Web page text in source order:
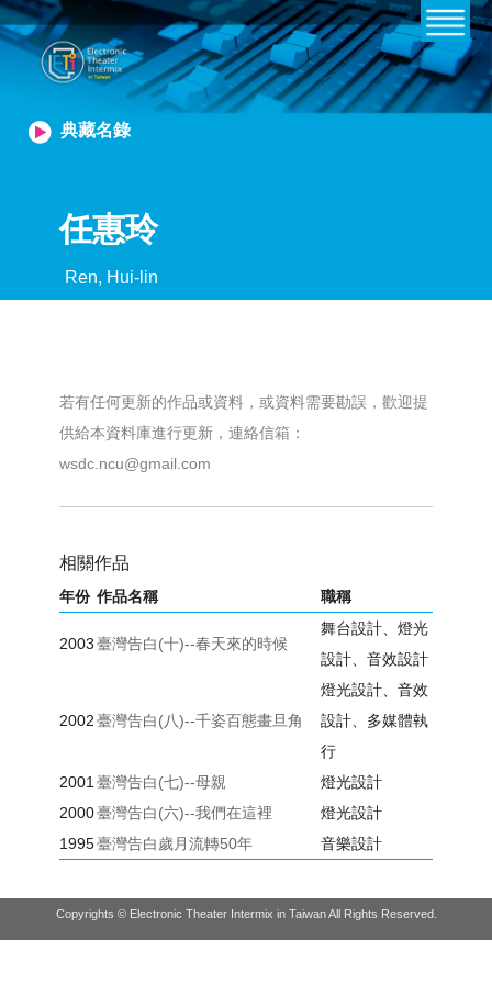
典藏名錄
任惠玲
Ren, Hui-lin
若有任何更新的作品或資料，或資料需要勘誤，歡迎提
供給本資料庫進行更新，連絡信箱：
wsdc.ncu@gmail.com
相關作品
年份 作品名稱 職稱
2003臺灣告白(十)--春天來的時候
舞台設計、燈光
設計、音效設計
2002臺灣告白(八)--千姿百態畫旦角
燈光設計、音效
設計、多媒體執
行
2001臺灣告白(七)--母親
燈光設計
2000臺灣告白(六)--我們在這裡
燈光設計
1995臺灣告白歲月流轉50年 音樂設計
Copyrights © Electronic Theater Intermix in Taiwan All Rights Reserved.